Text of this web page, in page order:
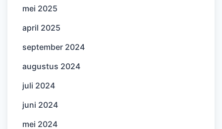
mei 2025
april 2025
september 2024
augustus 2024
juli 2024
juni 2024
mei 2024